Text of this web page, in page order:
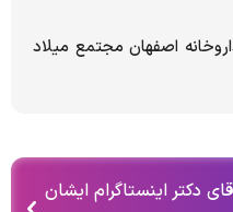
اصفهان مجتمع میلاد
دکتر اینستاگرام ایشان